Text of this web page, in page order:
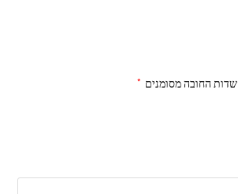
שדות החובה מסומנים *